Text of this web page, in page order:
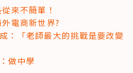
來不簡單！
電商新世界?
：「老師最大的挑戰是要改變
做中學